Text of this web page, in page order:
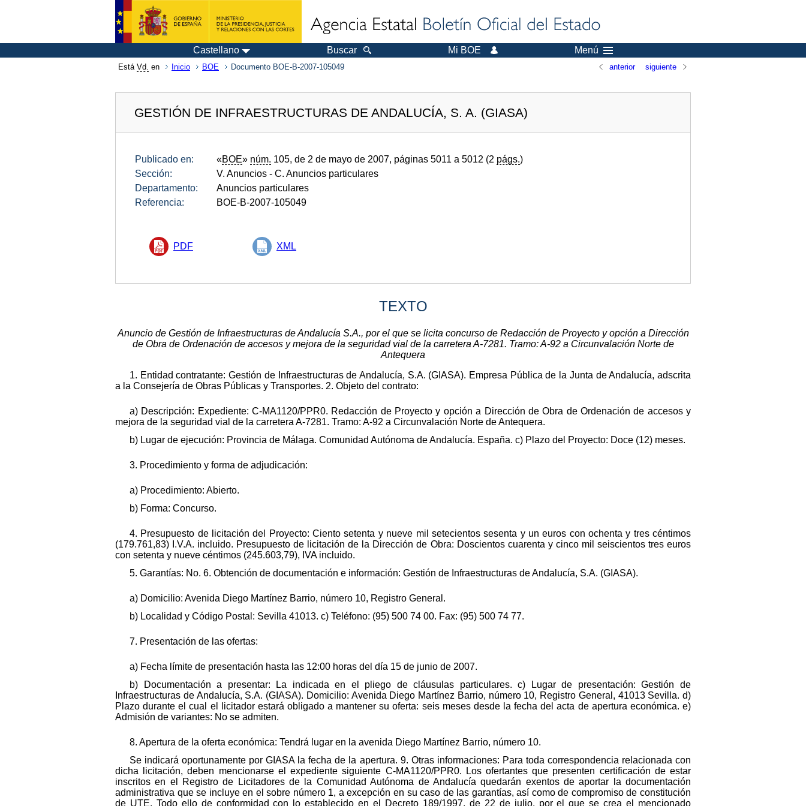
Castellano Buscar Mi BOE Menú
Está Vd. en Inicio BOE Documento BOE-B-2007-105049 anterior siguiente
GESTIÓN DE INFRAESTRUCTURAS DE ANDALUCÍA, S. A. (GIASA)
Publicado en: «BOE» núm. 105, de 2 de mayo de 2007, páginas 5011 a 5012 (2 págs.)
Sección:
V. Anuncios - C. Anuncios particulares
Departamento:
Anuncios particulares
Referencia:
BOE-B-2007-105049
PDF XML
TEXTO
Anuncio de Gestión de Infraestructuras de Andalucía S.A., por el que se licita concurso de Redacción de Proyecto y opción a Dirección
de Obra de Ordenación de accesos y mejora de la seguridad vial de la carretera A‑7281. Tramo: A-92 a Circunvalación Norte de
Antequera
1. Entidad contratante: Gestión de Infraestructuras de Andalucía, S.A. (GIASA). Empresa Pública de la Junta de Andalucía, adscrita
a la Consejería de Obras Públicas y Transportes. 2. Objeto del contrato:
a) Descripción: Expediente: C-MA1120/PPR0. Redacción de Proyecto y opción a Dirección de Obra de Ordenación de accesos y
mejora de la seguridad vial de la carretera A-7281. Tramo: A-92 a Circunvalación Norte de Antequera.
b) Lugar de ejecución: Provincia de Málaga. Comunidad Autónoma de Andalucía. España. c) Plazo del Proyecto: Doce (12) meses.
3. Procedimiento y forma de adjudicación:
a) Procedimiento: Abierto.
b) Forma: Concurso.
4. Presupuesto de licitación del Proyecto: Ciento setenta y nueve mil setecientos sesenta y un euros con ochenta y tres céntimos
(179.761,83) I.V.A. incluido. Presupuesto de licitación de la Dirección de Obra: Doscientos cuarenta y cinco mil seiscientos tres euros
con setenta y nueve céntimos (245.603,79), IVA incluido.
5. Garantías: No. 6. Obtención de documentación e información: Gestión de Infraestructuras de Andalucía, S.A. (GIASA).
a) Domicilio: Avenida Diego Martínez Barrio, número 10, Registro General.
b) Localidad y Código Postal: Sevilla 41013. c) Teléfono: (95) 500 74 00. Fax: (95) 500 74 77.
7. Presentación de las ofertas:
a) Fecha límite de presentación hasta las 12:00 horas del día 15 de junio de 2007.
b) Documentación a presentar: La indicada en el pliego de cláusulas particulares. c) Lugar de presentación: Gestión de
Infraestructuras de Andalucía, S.A. (GIASA). Domicilio: Avenida Diego Martínez Barrio, número 10, Registro General, 41013 Sevilla. d)
Plazo durante el cual el licitador estará obligado a mantener su oferta: seis meses desde la fecha del acta de apertura económica. e)
Admisión de variantes: No se admiten.
8. Apertura de la oferta económica: Tendrá lugar en la avenida Diego Martínez Barrio, número 10.
Se indicará oportunamente por GIASA la fecha de la apertura. 9. Otras informaciones: Para toda correspondencia relacionada con
dicha licitación, deben mencionarse el expediente siguiente C-MA1120/PPR0. Los ofertantes que presenten certificación de estar
inscritos en el Registro de Licitadores de la Comunidad Autónoma de Andalucía quedarán exentos de aportar la documentación
administrativa que se incluye en el sobre número 1, a excepción en su caso de las garantías, así como de compromiso de constitución
de UTE. Todo ello de conformidad con lo establecido en el Decreto 189/1997, de 22 de julio, por el que se crea el mencionado